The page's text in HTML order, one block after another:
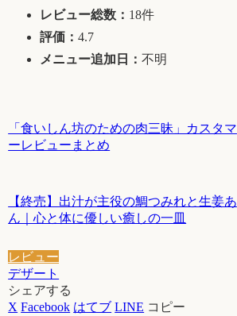
レビュー総数： 18件
評価：4.7
メニュー追加日：不明
「食いしん坊のための肉三昧」カスタマ
ーレビューまとめ
【終売】出汁が主役の鯛つみれと生姜あ
ん｜心と体に優しい癒しの一皿
レビュー
デザート
シェアする
X Facebook はてブ LINE コピー